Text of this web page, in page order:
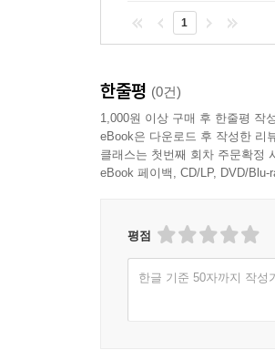
1
한줄평 (0건)
1,000원 이상 구매 후 한줄평 작
eBook은 다운로드 후 작성한 리
클래스는 첫번째 회차 주문확정
eBook 페이백, CD/LP, DVD/
평점
한글 기준 50자까지 작성